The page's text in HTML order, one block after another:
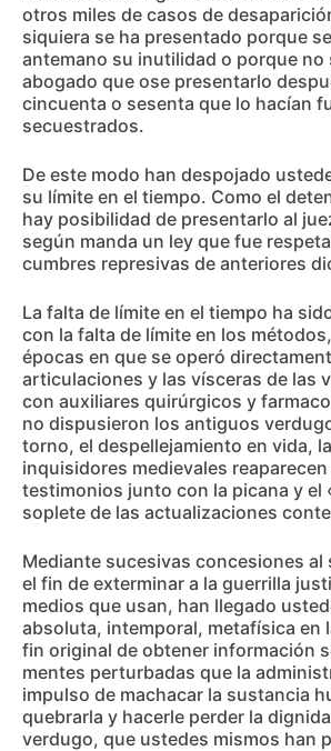
otros miles de casos de
siquiera se ha presentado porque
antemano su inutilidad o porque no
abogado que ose presentarlo
cincuenta o sesenta que lo hacían
secuestrados.
De este modo han despojado
su límite en el tiempo. Como el
hay posibilidad de presentarlo al
según manda un ley que fue
cumbres represivas de anteriores
La falta de límite en el tiempo ha
con la falta de límite en los
épocas en que se operó
articulaciones y las vísceras de las
con auxiliares quirúrgicos y
no dispusieron los antiguos
torno, el despellejamiento en vida,
inquisidores medievales
testimonios junto con la picana y el
soplete de las actualizaciones
Mediante sucesivas concesiones al
el fin de exterminar a la guerrilla
medios que usan, han llegado
absoluta, intemporal, metafísica en
fin original de obtener información
mentes perturbadas que la
impulso de machacar la sustancia
quebrarla y hacerle perder la
verdugo, que ustedes mismos han